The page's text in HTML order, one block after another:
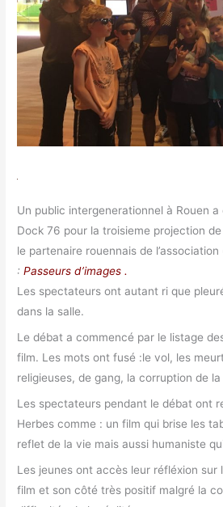
Un public intergenerationnel à Rouen
Dock 76 pour la troisieme projection
le partenaire rouennais de l’association
:Passeurs d’images .
Les spectateurs ont autant ri que
dans la salle.
Le débat a commencé par le listage
film. Les mots ont fusé :le vol, les
religieuses, de gang, la corruption de
Les spectateurs pendant le débat ont
Herbes comme : un film qui brise les
reflet de la vie mais aussi humaniste
Les jeunes ont accès leur réfléxion sur
film et son côté très positif malgré la